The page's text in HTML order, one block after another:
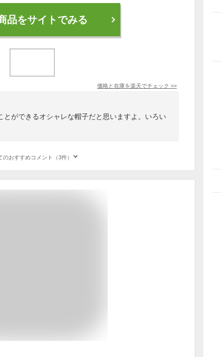
品をサイトでみる
価格と在庫を楽天でチェック >>
とができるオシャレな帽子だと思いますよ。いろい
のおすすめコメント（3件）